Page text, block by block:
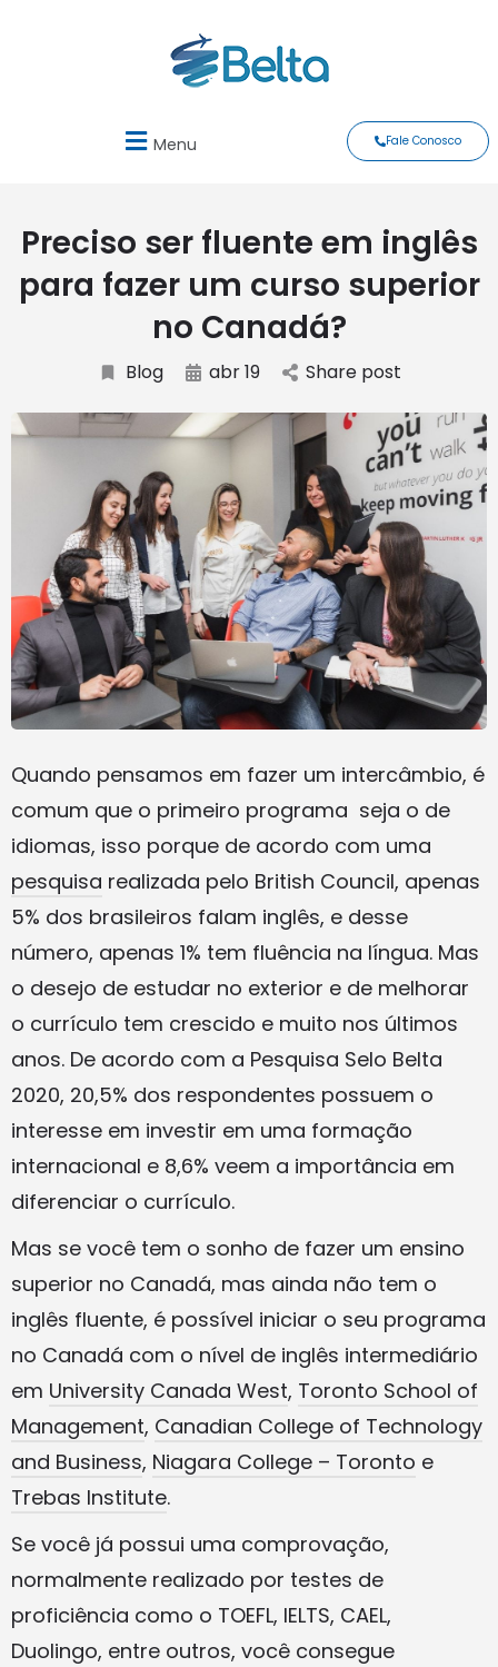
Menu Fale Conosco
Preciso ser fluente em inglês
para fazer um curso superior
no Canadá?
Blog abr 19 Share post
Quando pensamos em fazer um intercâmbio, é
comum que o primeiro programa seja o de
idiomas, isso porque de acordo com uma
pesquisa realizada pelo British Council, apenas
5% dos brasileiros falam inglês, e desse
número, apenas 1% tem fluência na língua. Mas
o desejo de estudar no exterior e de melhorar
o currículo tem crescido e muito nos últimos
anos. De acordo com a Pesquisa Selo Belta
2020, 20,5% dos respondentes possuem o
interesse em investir em uma formação
internacional e 8,6% veem a importância em
diferenciar o currículo.
Mas se você tem o sonho de fazer um ensino
superior no Canadá, mas ainda não tem o
inglês fluente, é possível iniciar o seu programa
no Canadá com o nível de inglês intermediário
em University Canada West, Toronto School of
Management, Canadian College of Technology
and Business, Niagara College – Toronto e
Trebas Institute.
Se você já possui uma comprovação,
normalmente realizado por testes de
proficiência como o TOEFL, IELTS, CAEL,
Duolingo, entre outros, você consegue